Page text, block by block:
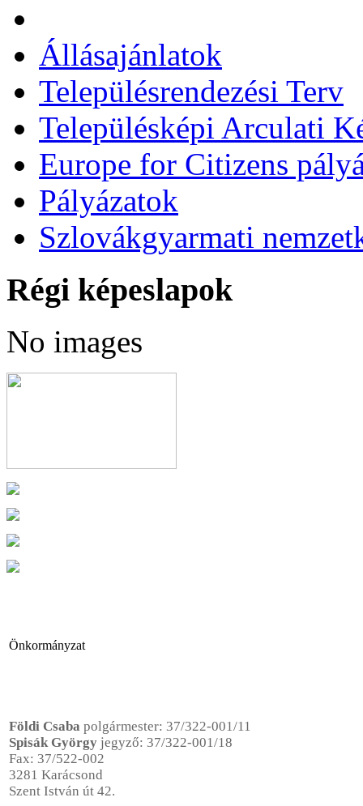
Állásajánlatok
Településrendezési Terv
Településképi Arculati
Europe for Citizens
Pályázatok
Szlovákgyarmati
Régi képeslapok
No images
Önkormányzat
Földi Csaba polgármester: 37/322-001/11
Spisák György jegyző: 37/322-001/18
Fax: 37/522-002
3281 Karácsond
Szent István út 42.